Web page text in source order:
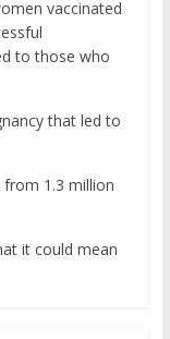
vaccinated
to those who
that led to
from 1.3 million
it could mean